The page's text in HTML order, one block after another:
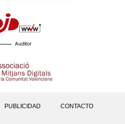
Auditor
PUBLICIDAD CONTACTO